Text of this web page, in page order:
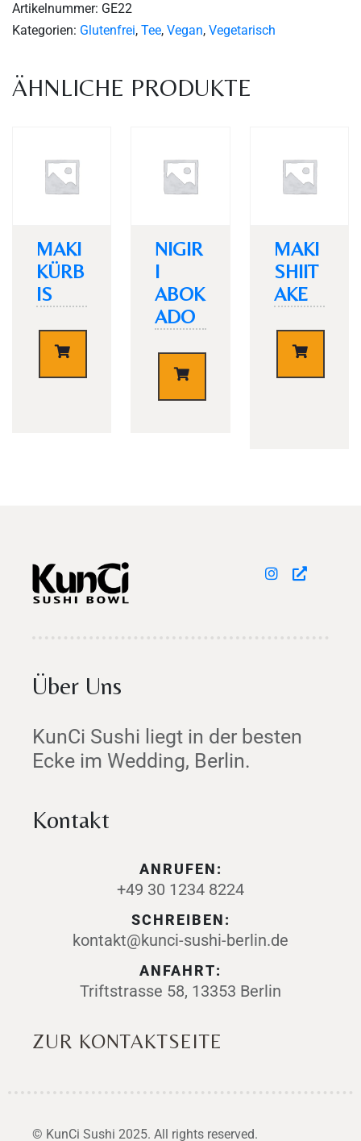
Artikelnummer: GE22
Kategorien: Glutenfrei, Tee, Vegan, Vegetarisch
ÄHNLICHE PRODUKTE
MAKI
KÜRB
IS
4,20
NIGIR
I
ABOK
ADO
4,20
MAKI
SHIIT
AKE
4,20
Über Uns
KunCi Sushi liegt in der besten
Ecke im Wedding, Berlin.
Kontakt
ANRUFEN:
+49 30 1234 8224
SCHREIBEN:
kontakt@kunci-sushi-berlin.de
ANFAHRT:
Triftstrasse 58, 13353 Berlin
ZUR KONTAKTSEITE
© KunCi Sushi 2025. All rights reserved.
Time